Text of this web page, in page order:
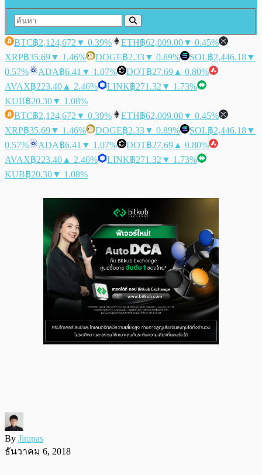
BTC฿2,124,672 ▼ 0.39% ETH฿62,009.00▼ 0.45%
XRP฿35.69▼ 1.46% DOGE฿2.33▼ 0.89% SOL฿2,446.18▼
0.57%
ADA฿6.41 ▼ 1.07% DOT฿27.69 ▲ 0.80%
AVAX฿223.40 ▲ 2.46% LINK฿271.32 ▼ 1.73%
KUB฿20.30▼ 1.08%
BTC฿2,124,672 ▼ 0.39% ETH฿62,009.00▼ 0.45%
XRP฿35.69▼ 1.46% DOGE฿2.33▼ 0.89% SOL฿2,446.18▼
0.57%
ADA฿6.41 ▼ 1.07% DOT฿27.69 ▲ 0.80%
AVAX฿223.40 ▲ 2.46% LINK฿271.32 ▼ 1.73%
KUB฿20.30▼ 1.08%
By Jirapas
ธันวาคม 6, 2018